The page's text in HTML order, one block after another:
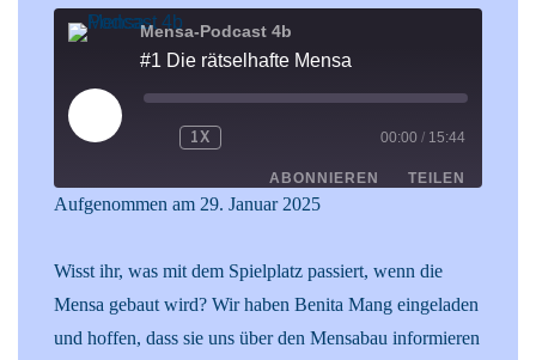
Mensa-Podcast 4b
#1 Die rätselhafte Mensa
PLAY
EPISODE
1X 00:00 / 15:44
ABONNIEREN TEILEN
EMBED
Aufgenommen am 29. Januar 2025
Wisst ihr, was mit dem Spielplatz passiert, wenn die
Mensa gebaut wird? Wir haben Benita Mang eingeladen
und hoffen, dass sie uns über den Mensabau informieren